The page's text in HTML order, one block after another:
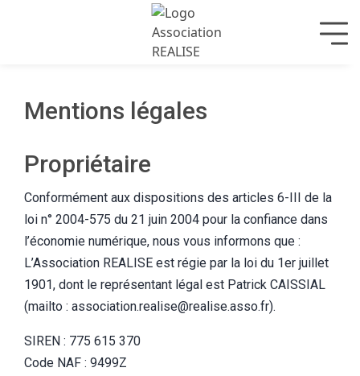
Mentions légales
Propriétaire
Conformément aux dispositions des articles 6-III de la
loi n° 2004-575 du 21 juin 2004 pour la confiance dans
l’économie numérique, nous vous informons que :
L’Association REALISE est régie par la loi du 1er juillet
1901, dont le représentant légal est Patrick CAISSIAL
(mailto : association.realise@realise.asso.fr).
SIREN : 775 615 370
Code NAF : 9499Z